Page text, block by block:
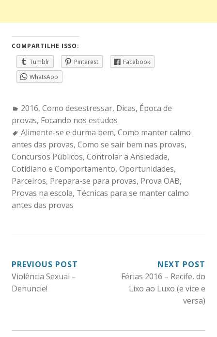
COMPARTILHE ISSO:
Tumblr
Pinterest
Facebook
WhatsApp
Categories:
2016, Como desestressar, Dicas, Época de
provas, Focando nos estudos
Tags:
Alimente-se e durma bem, Como manter calmo
antes das provas, Como se sair bem nas provas,
Concursos Públicos, Controlar a Ansiedade,
Cotidiano e Comportamento, Oportunidades,
Parceiros, Prepara-se para provas, Prova OAB,
Provas na escola, Técnicas para se manter calmo
antes das provas
NAVEGAÇÃO
DE
PREVIOUS POST
Violência Sexual –
Denuncie!
NEXT POST
Férias 2016 – Recife, do
Lixo ao Luxo (e vice e
versa)